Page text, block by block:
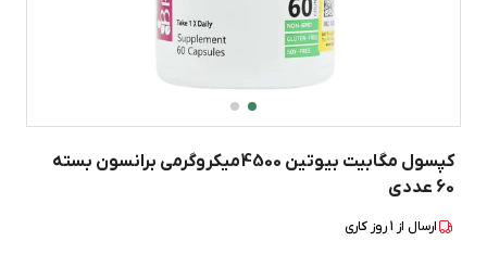
کپسول مگابیت بیوتین 4500میکروگرمی برانسون بسته
60 عددی
ارسال از 1روز کاری